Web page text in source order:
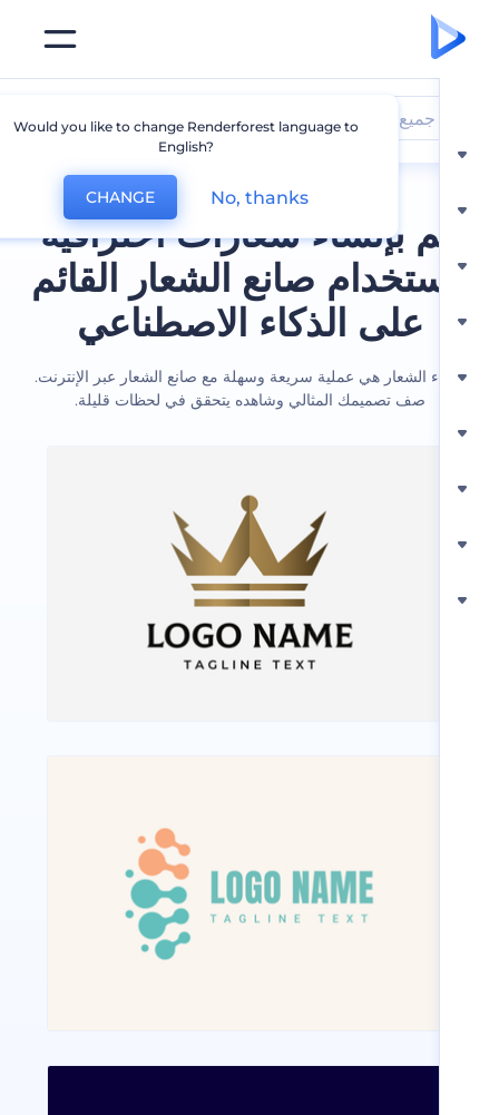
بإنشاء شعارات احترافية
صانع الشعار القائم
على الذكاء الاصطناعي
الشعار هي عملية سريعة وسهلة مع صانع الشعار عبر الإنترنت.
صف تصميمك المثالي وشاهده يتحقق في لحظات قليلة.
جميع الشعاراتWould you like to change Renderforest language to
CHANGE No, thanks